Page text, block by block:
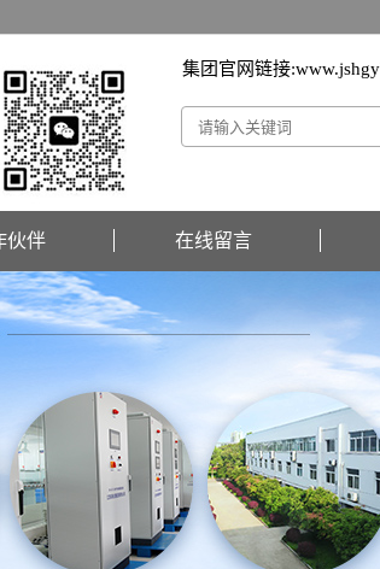
集团官网链接:
伙伴 在线留言